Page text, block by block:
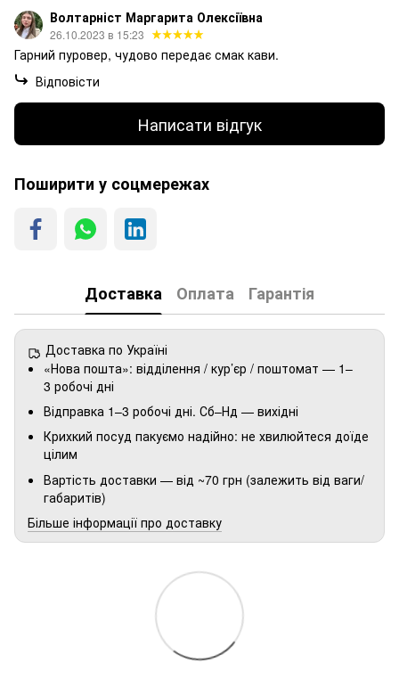
Волтарніст Маргарита Олексіївна
26.10.2023 в 15:23
Гарний пуровер, чудово передає смак кави.
Відповісти
Написати відгук
Поширити у соцмережах
Доставка Оплата Гарантія
Доставка по Україні
«Нова пошта»: відділення / кур’єр / поштомат — 1–
3 робочі дні
Відправка 1–3 робочі дні. Сб–Нд — вихідні
Крихкий посуд пакуємо надійно: не хвилюйтеся доїде
цілим
Вартість доставки — від ~70 грн (залежить від ваги/
габаритів)
Більше інформації про доставку